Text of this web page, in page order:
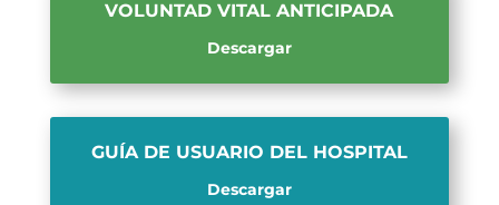
VOLUNTAD VITAL ANTICIPADA
Descargar
GUÍA DE USUARIO DEL HOSPITAL
Descargar